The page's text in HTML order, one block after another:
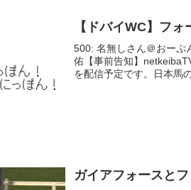
【ドバイWC】フ
500: 名無しさん＠おーぷ
佑【事前告知】
を配信予定です。日本馬
ガイアフォースと